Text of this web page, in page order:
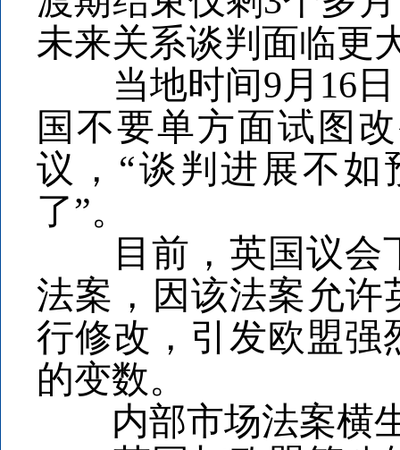
未来关系谈判面临更
当地时间9月16日
国不要单方面试图
议，“谈判进展不
了”。
目前，英国议会下
法案，因该法案允许
行修改，引发欧盟强
的变数。
内部市场法案横